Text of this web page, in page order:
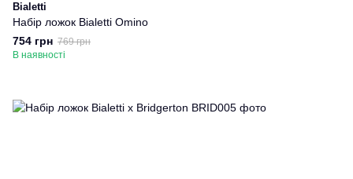
Bialetti
Набір ложок Bialetti Omino
754 грн 769 грн
В наявності